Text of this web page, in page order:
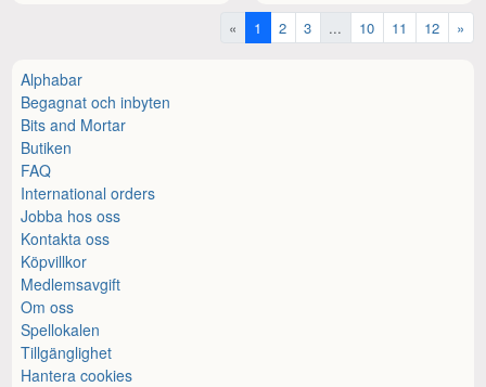
« 1 2 3 ... 10 11 12 »
Alphabar
Begagnat och inbyten
Bits and Mortar
Butiken
FAQ
International orders
Jobba hos oss
Kontakta oss
Köpvillkor
Medlemsavgift
Om oss
Spellokalen
Tillgänglighet
Hantera cookies